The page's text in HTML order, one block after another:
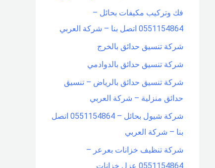
فك وتركيب مكيفات بحائل –
0551154864 اتصل بنا – شركة العربي
شركة تنسيق حدائق بالخرج
شركة تنسيق حدائق بالدوادمي
شركة تنسيق حدائق بالرياض – تنسيق
حدائق منزلية – شركة العربي
شركة شيول بحائل – 0551154864 اتصل
بنا – شركة العربي
شركة تنظيف خزانات بعرعر –
0551154864 عزل خزانات